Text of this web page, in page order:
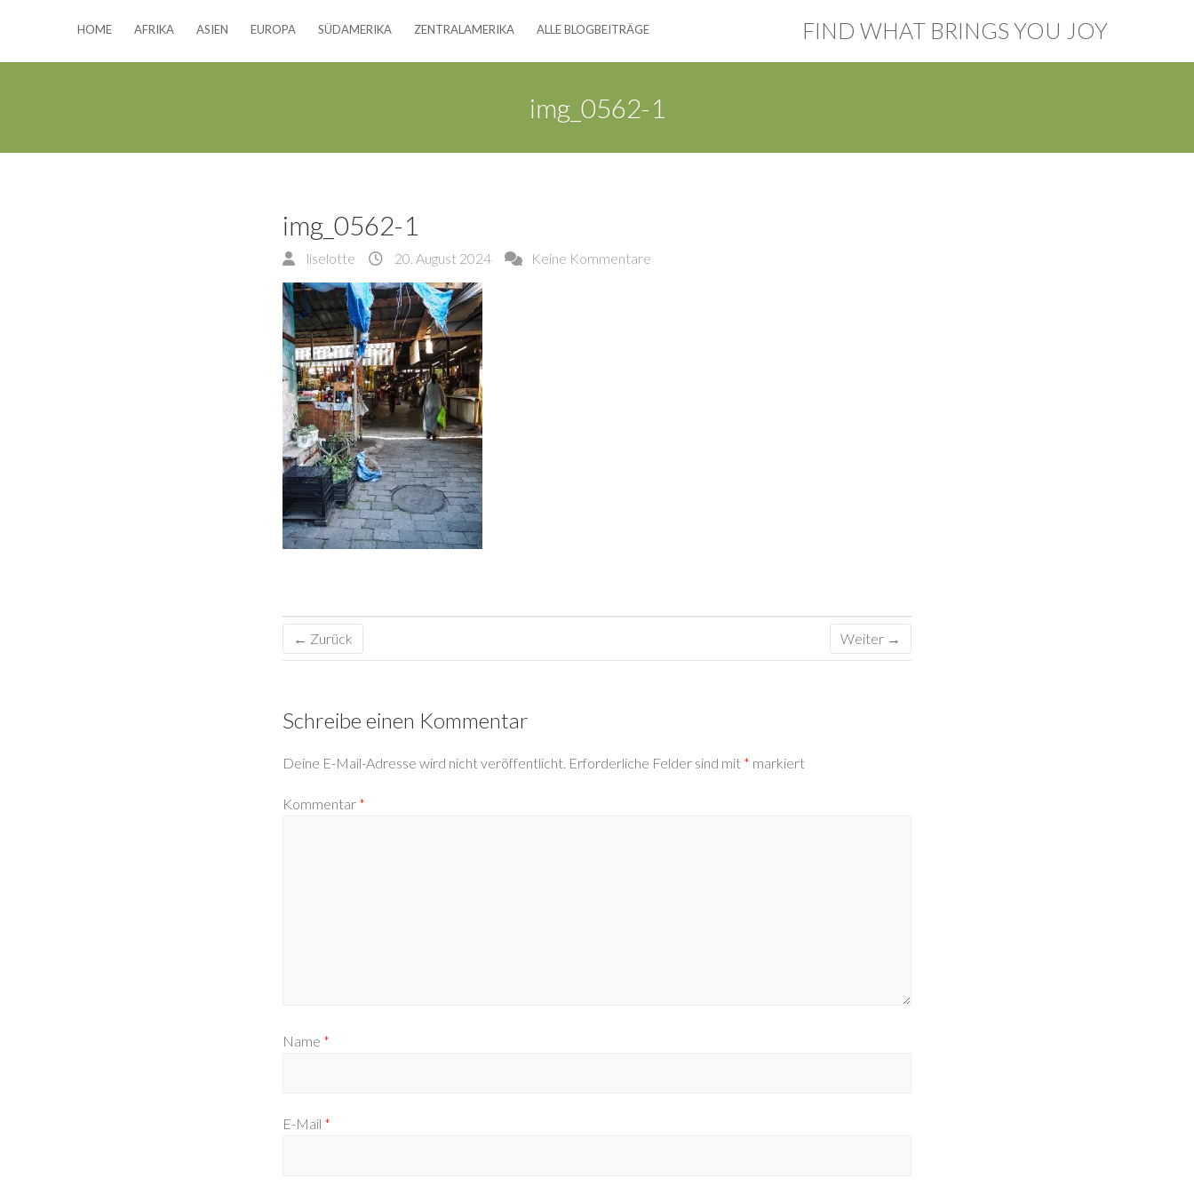
FIND WHAT BRINGS YOU JOY
HOME AFRIKA ASIEN EUROPA SÜDAMERIKA ZENTRALAMERIKA ALLE BLOGBEITRÄGE
img_0562-1
img_0562-1
liselotte 20. August 2024 Keine Kommentare
← Zurück Weiter →
Schreibe einen Kommentar
Deine E-Mail-Adresse wird nicht veröffentlicht. Erforderliche Felder sind mit * markiert
Kommentar *
Name *
E-Mail *